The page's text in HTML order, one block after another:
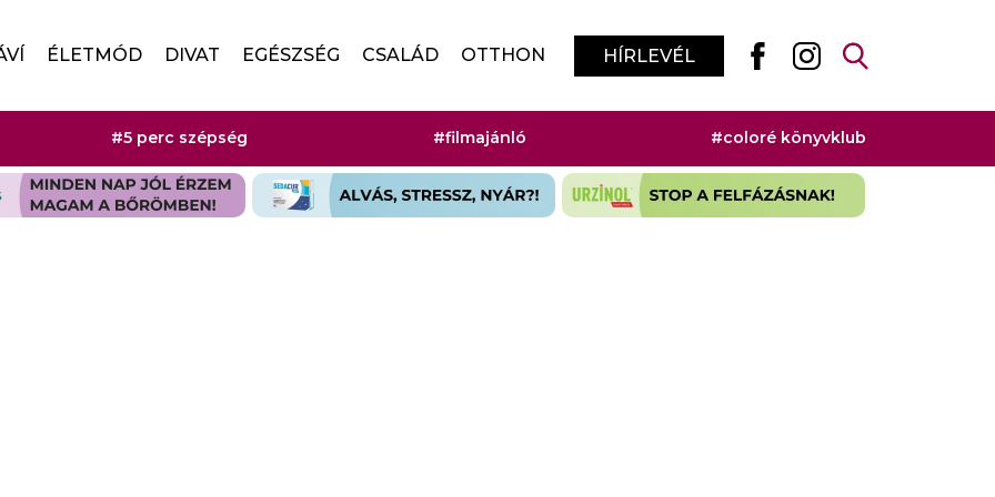
ÉLETMÓD DIVAT EGÉSZSÉG CSALÁD OTTHON HÍRLEVÉL
#5 perc szépség #filmajánló #coloré könyvklub